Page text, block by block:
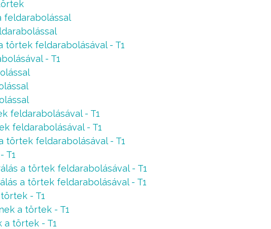
feldarabolással
törtek feldarabolásával - T1
- T1
feldarabolásával - T1
feldarabolásával - T1
törtek feldarabolásával - T1
T1
a törtek feldarabolásával - T1
a törtek feldarabolásával - T1
- T1
a törtek - T1
a törtek - T1